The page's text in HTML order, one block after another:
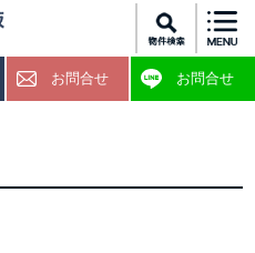
お問合せ お問合せ